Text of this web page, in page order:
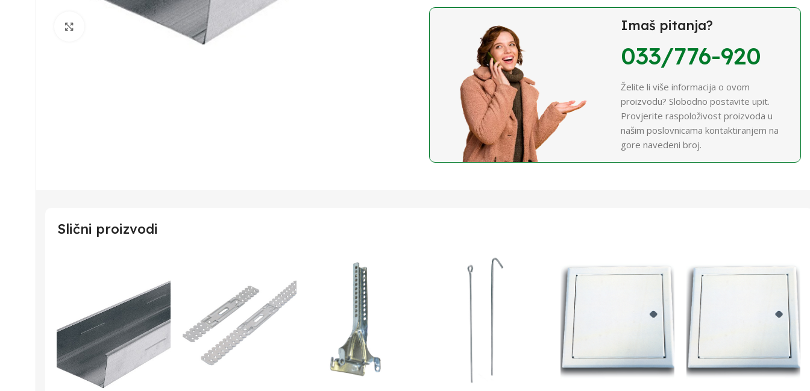
Klikni za uvećavanje Imaš pitanja?
033/776-920
Želite li više informacija o ovom
proizvodu? Slobodno postavite upit.
Provjerite raspoloživost proizvoda u
našim poslovnicama kontaktiranjem na
gore navedeni broj.
Slični proizvodi